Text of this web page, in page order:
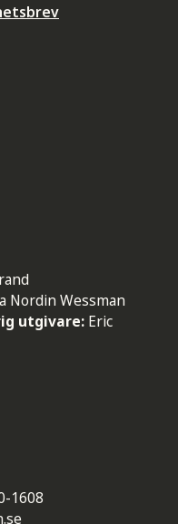
Nordin Wessman
utgivare: Eric
1608